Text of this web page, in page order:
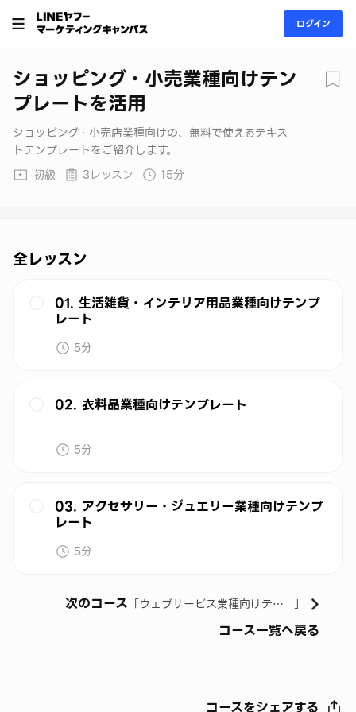
ログイン
ショッピング・小売業種向けテン
プレートを活用
ショッピング・小売店業種向けの、無料で使えるテキス
トテンプレートをご紹介します。
初級
3レッスン 15分
全レッスン
01. 生活雑貨・インテリア用品業種向けテンプ
レート
5分
02. 衣料品業種向けテンプレート
5分
03. アクセサリー・ジュエリー業種向けテンプ
レート
5分
コース一覧へ戻る
次のコース 「 ウェブサービス業種向けテンプレートを活用 」
コースをシェアする